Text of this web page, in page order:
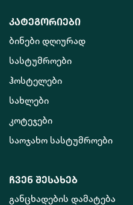
კატეგორიები
ბინები დღიურად
სასტუმროები
ჰოსტელები
სახლები
კოტეჯები
საოჯახო სასტუმროები
ჩვენ შესახებ
განცხადების დამატება